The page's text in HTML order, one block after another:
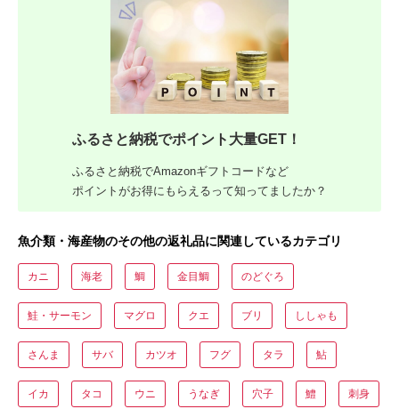
ふるさと納税でポイント大量GET！
ふるさと納税でAmazonギフトコードなど
ポイントがお得にもらえるって知ってましたか？
魚介類・海産物のその他の返礼品に関連しているカテゴリ
カニ 海老 鯛 金目鯛 のどぐろ
鮭・サーモン マグロ クエ ブリ ししゃも
さんま サバ カツオ フグ タラ 鮎
イカ タコ ウニ うなぎ 穴子 鱧 刺身